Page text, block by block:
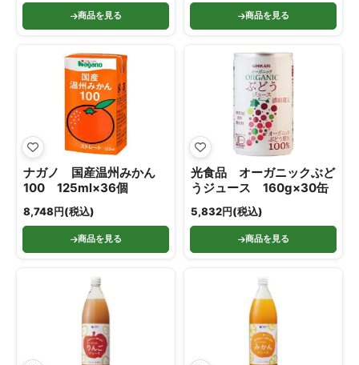
商品を見る 商品を見る
ナガノ 国産温州みかん
100 125ml×36個
8,748円(税込)
商品を見る
光食品 オーガニックぶど
うジュース 160g×30缶
5,832円(税込)
商品を見る